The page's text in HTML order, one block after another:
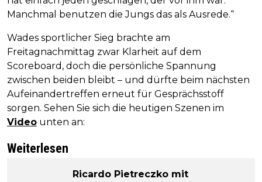
Manchmal benutzen die Jungs das als Ausrede.“
Wades sportlicher Sieg brachte am
Freitagnachmittag zwar Klarheit auf dem
Scoreboard, doch die persönliche Spannung
zwischen beiden bleibt – und dürfte beim nächsten
Aufeinandertreffen erneut für Gesprächsstoff
sorgen. Sehen Sie sich die heutigen Szenen im
Video unten an:
Weiterlesen
Ricardo Pietreczko mit